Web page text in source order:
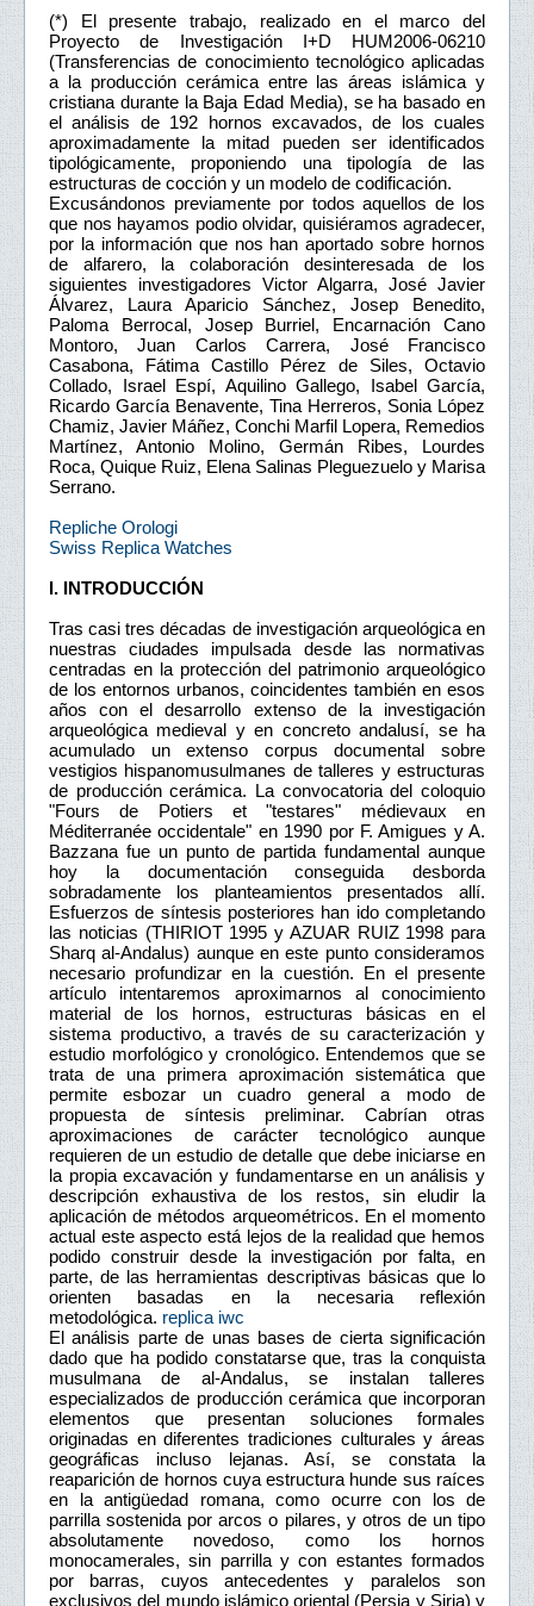
(*) El presente trabajo, realizado en el marco del
Proyecto de Investigación I+D HUM2006-06210
(Transferencias de conocimiento tecnológico aplicadas
a la producción cerámica entre las áreas islámica y
cristiana durante la Baja Edad Media), se ha basado en
el análisis de 192 hornos excavados, de los cuales
aproximadamente la mitad pueden ser identificados
tipológicamente, proponiendo una tipología de las
estructuras de cocción y un modelo de codificación.
Excusándonos previamente por todos aquellos de los
que nos hayamos podio olvidar, quisiéramos agradecer,
por la información que nos han aportado sobre hornos
de alfarero, la colaboración desinteresada de los
siguientes investigadores Victor Algarra, José Javier
Álvarez, Laura Aparicio Sánchez, Josep Benedito,
Paloma Berrocal, Josep Burriel, Encarnación Cano
Montoro, Juan Carlos Carrera, José Francisco
Casabona, Fátima Castillo Pérez de Siles, Octavio
Collado, Israel Espí, Aquilino Gallego, Isabel García,
Ricardo García Benavente, Tina Herreros, Sonia López
Chamiz, Javier Máñez, Conchi Marfil Lopera, Remedios
Martínez, Antonio Molino, Germán Ribes, Lourdes
Roca, Quique Ruiz, Elena Salinas Pleguezuelo y Marisa
Serrano.
Repliche Orologi
Swiss Replica Watches
I. INTRODUCCIÓN
Tras casi tres décadas de investigación arqueológica en
nuestras ciudades impulsada desde las normativas
centradas en la protección del patrimonio arqueológico
de los entornos urbanos, coincidentes también en esos
años con el desarrollo extenso de la investigación
arqueológica medieval y en concreto andalusí, se ha
acumulado un extenso corpus documental sobre
vestigios hispanomusulmanes de talleres y estructuras
de producción cerámica. La convocatoria del coloquio
"Fours de Potiers et "testares" médievaux en
Méditerranée occidentale" en 1990 por F. Amigues y A.
Bazzana fue un punto de partida fundamental aunque
hoy la documentación conseguida desborda
sobradamente los planteamientos presentados allí.
Esfuerzos de síntesis posteriores han ido completando
las noticias (THIRIOT 1995 y AZUAR RUIZ 1998 para
Sharq al-Andalus) aunque en este punto consideramos
necesario profundizar en la cuestión. En el presente
artículo intentaremos aproximarnos al conocimiento
material de los hornos, estructuras básicas en el
sistema productivo, a través de su caracterización y
estudio morfológico y cronológico. Entendemos que se
trata de una primera aproximación sistemática que
permite esbozar un cuadro general a modo de
propuesta de síntesis preliminar. Cabrían otras
aproximaciones de carácter tecnológico aunque
requieren de un estudio de detalle que debe iniciarse en
la propia excavación y fundamentarse en un análisis y
descripción exhaustiva de los restos, sin eludir la
aplicación de métodos arqueométricos. En el momento
actual este aspecto está lejos de la realidad que hemos
podido construir desde la investigación por falta, en
parte, de las herramientas descriptivas básicas que lo
orienten basadas en la necesaria reflexión
metodológica. replica iwc
El análisis parte de unas bases de cierta significación
dado que ha podido constatarse que, tras la conquista
musulmana de al-Andalus, se instalan talleres
especializados de producción cerámica que incorporan
elementos que presentan soluciones formales
originadas en diferentes tradiciones culturales y áreas
geográficas incluso lejanas. Así, se constata la
reaparición de hornos cuya estructura hunde sus raíces
en la antigüedad romana, como ocurre con los de
parrilla sostenida por arcos o pilares, y otros de un tipo
absolutamente novedoso, como los hornos
monocamerales, sin parrilla y con estantes formados
por barras, cuyos antecedentes y paralelos son
exclusivos del mundo islámico oriental (Persia y Siria) y